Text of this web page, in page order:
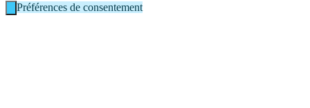
Préférences de consentement